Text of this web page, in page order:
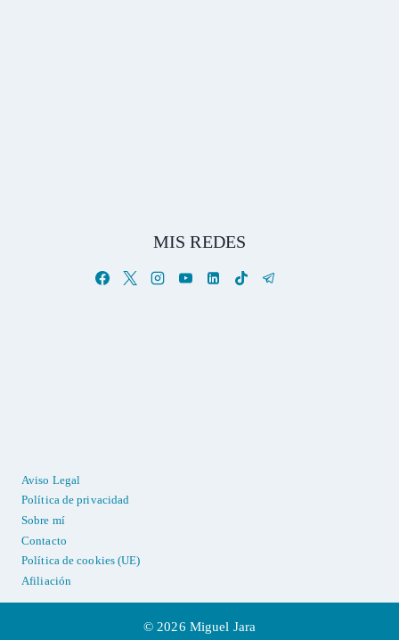
MIS REDES
Aviso Legal
Política de privacidad
Sobre mí
Contacto
Política de cookies (UE)
Afiliación
© 2026 Miguel Jara